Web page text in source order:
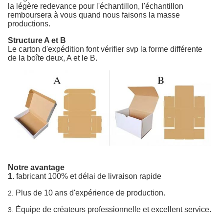
la légère redevance pour l'échantillon, l'échantillon
remboursera à vous quand nous faisons la masse
productions.
Structure A et B
Le carton d'expédition font vérifier svp la forme différente
de la boîte deux, A et le B.
Notre avantage
1. fabricant 100% et délai de livraison rapide
2. Plus de 10 ans d'expérience de production.
3. Équipe de créateurs professionnelle et excellent service.